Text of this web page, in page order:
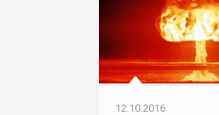
12.10.2016